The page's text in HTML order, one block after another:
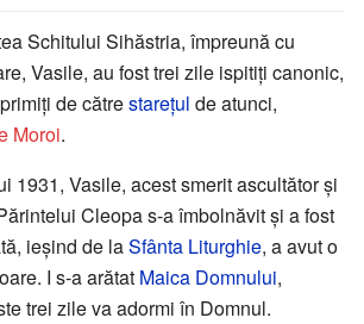
Schitului Sihăstria, împreună cu
Vasile, au fost trei zile ispitiți canonic,
de cătrestarețul de atunci,
Moroi.
1931, Vasile, acest smerit ascultător și
Cleopa s-a îmbolnăvit și a fost
ieșind de laSfânta Liturghie, a avut o
I s-a arătat Maica Domnului,
trei zile va adormi în Domnul.